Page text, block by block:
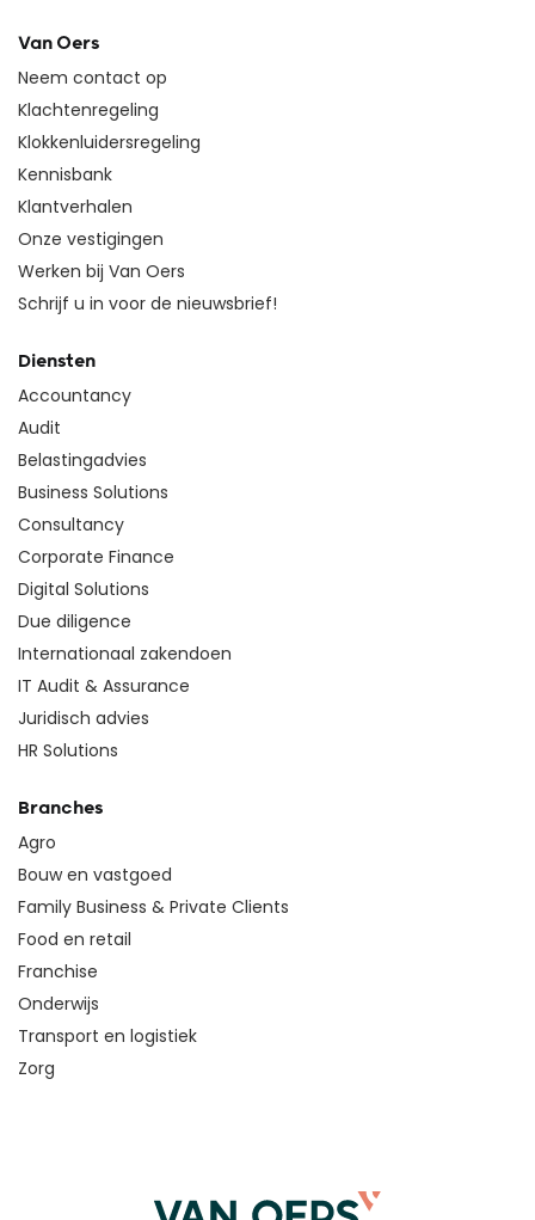
Van Oers
Neem contact op
Klachtenregeling
Klokkenluidersregeling
Kennisbank
Klantverhalen
Onze vestigingen
Werken bij Van Oers
Schrijf u in voor de nieuwsbrief!
Diensten
Accountancy
Audit
Belastingadvies
Business Solutions
Consultancy
Corporate Finance
Digital Solutions
Due diligence
Internationaal zakendoen
IT Audit & Assurance
Juridisch advies
HR Solutions
Branches
Agro
Bouw en vastgoed
Family Business & Private Clients
Food en retail
Franchise
Onderwijs
Transport en logistiek
Zorg